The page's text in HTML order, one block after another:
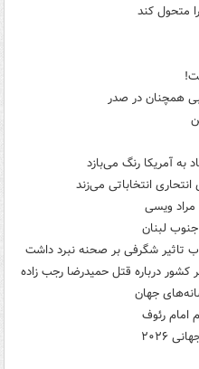
همچنان در صدر
آمریکا رنگ می‌بازد
انتخاباتی می‌زند
مراد ویسی
لبنان
تاثیر شگرفی بر صحنه نبرد داشت
کشور درباره قتل حمیدرضا رجب زاده
جهان
امام رئوف
۲۰۲۶